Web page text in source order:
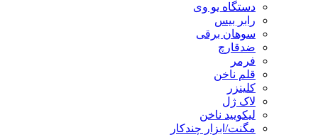
دستگاه یو وی
رابر بیس
سوهان برقی
ضدقارچ
فرمر
قلم ناخن
کلینزر
لاک ژل
لیکوييد ناخن
مگنت/ابزار چندکار